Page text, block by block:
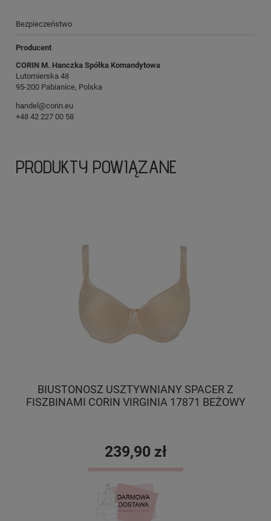
Bezpieczeństwo
Producent
CORIN M. Hanczka Spółka Komandytowa
Lutomierska 48
95-200 Pabianice, Polska
handel@corin.eu
+48 42 227 00 58
PRODUKTY POWIĄZANE
BIUSTONOSZ USZTYWNIANY SPACER Z
FISZBINAMI CORIN VIRGINIA 17871 BEŻOWY
239,90 zł